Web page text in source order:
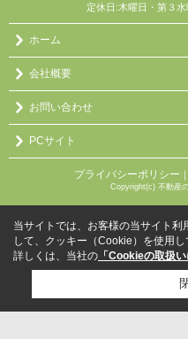
定休日:木曜日・第３
ホーム
会社概要
お問い合わせ
PCサイト
プライバシーポリシー ｜
Copyright(c) 不動産
当サイトでは、お客様の当サイト利
して、クッキー（Cookie）を使用し
詳しくは、当社の 「Cookieの取扱い